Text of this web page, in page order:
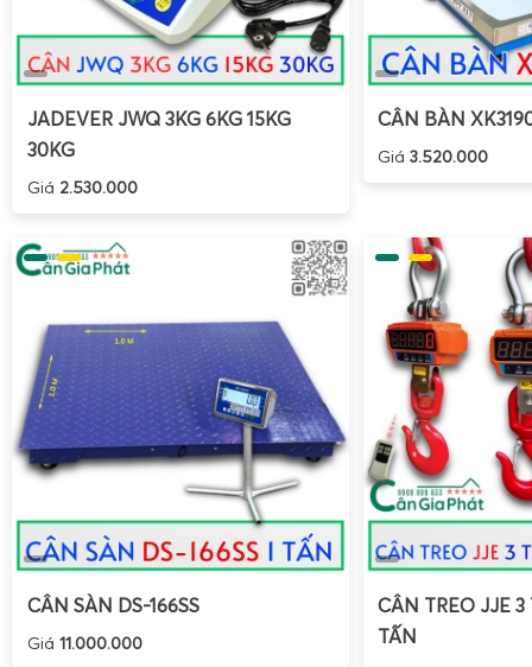
JADEVER JWQ 3KG 6KG 15KG
30KG
Giá 2.530.000
CÂN BÀN
Giá3.520.000
CÂN SÀN DS-166SS
Giá 11.000.000
CÂN TREO JJE
TẤN